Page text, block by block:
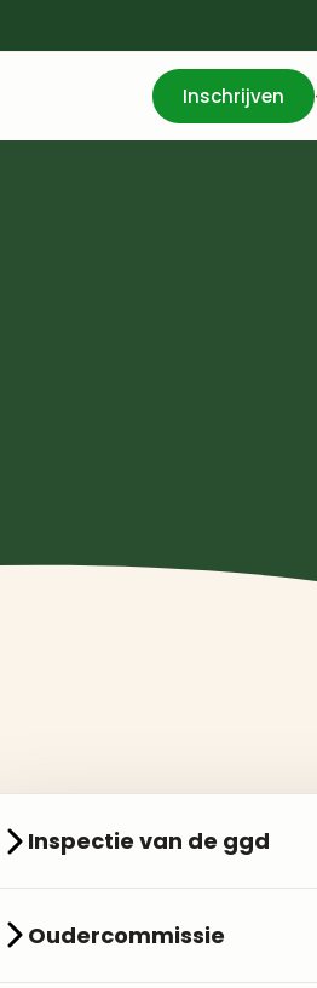
Inschrijven
Inspectie van de ggd
Oudercommissie